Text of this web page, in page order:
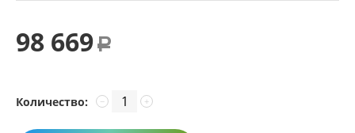
98 669 Р
Количество: +
−